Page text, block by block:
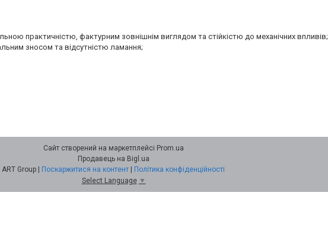
практичністю, фактурним зовнішнім виглядом та стійкістю до механічних впливів;
зносом та відсутністю ламання;
Сайт створений на маркетплейсі Prom.ua
Продавець на Bigl.ua
Поскаржитися на контент
Політика конфіденційності
Select Language ▼